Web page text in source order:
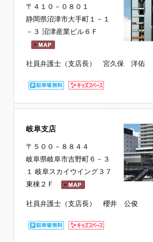
〒４１０－０８０１
静岡県沼津市大手町１－１
－３ 沼津産業ビル６Ｆ
社員弁護士（支店長） 宮久保 洋佑
岐阜支店
〒５００－８８４４
岐阜県岐阜市吉野町６－３
１ 岐阜スカイウイング３７
東棟２Ｆ
社員弁護士（支店長） 櫻井 公俊